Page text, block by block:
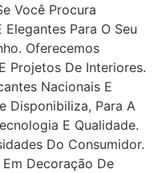
Você Procura
Para O Seu
Oferecemos
Projetos De Interiores.
Nacionais E
Disponibiliza, Para A
E Qualidade.
Do Consumidor.
Decoração De